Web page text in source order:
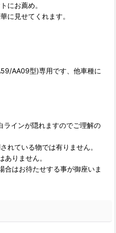
にお薦め。
に見せてくれます。
AA09型)専用です、他車種に
インが隠れますのでご理解の
れている物では有りません。
りません。
合はお待たせする事が御座いま